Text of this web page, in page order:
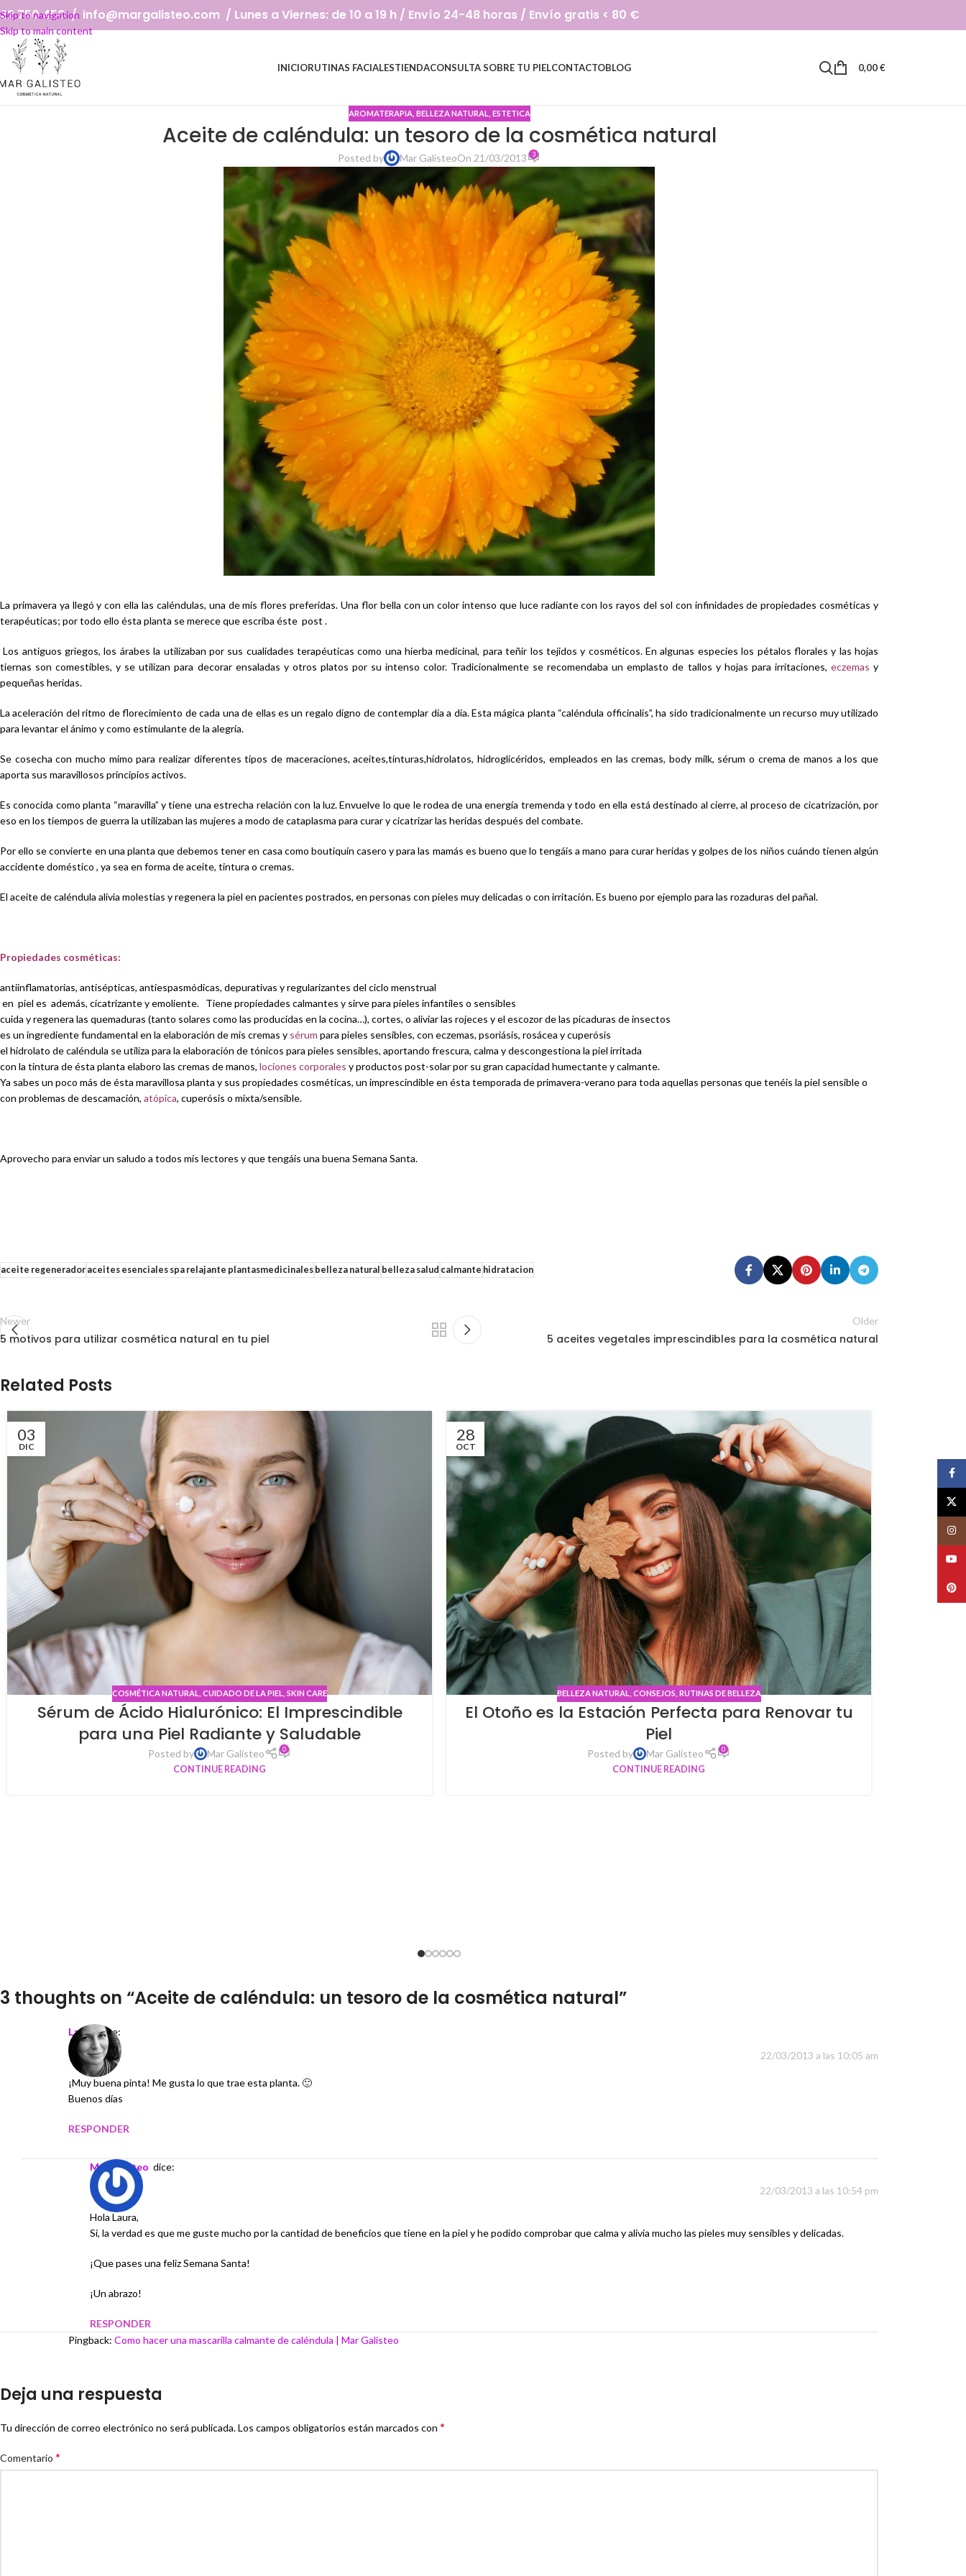
Skip to navigation
Skip to main content
750 450 / info@margalisteo.com / Lunes a Viernes: de 10 a 19 h / Envío 24-48 horas / Envío gratis < 80 €
INICIORUTINAS FACIALESTIENDACONSULTA SOBRE TU PIELCONTACTOBLOG 0,00€
AROMATERAPIA, BELLEZA NATURAL ESTETICA
Aceite de caléndula: un tesoro de la cosmética natural
Posted by Mar GalisteoOn 21/03/2013 3
La primavera ya llegó y con ella las caléndulas, una de mis flores preferidas. Una flor bella con un color intenso que luce radiante con los rayos del sol con infinidades de propiedades cosméticas y
terapéuticas; por todo ello ésta planta se merece que escriba éste post .
Los antiguos griegos, los árabes la utilizaban por sus cualidades terapéuticas como una hierba medicinal, para teñir los tejidos y cosméticos. En algunas especies los pétalos florales y las hojas
tiernas son comestibles, y se utilizan para decorar ensaladas y otros platos por su intenso color. Tradicionalmente se recomendaba un emplasto de tallos y hojas para irritaciones, eczemas y
pequeñas heridas.
La aceleración del ritmo de florecimiento de cada una de ellas es un regalo digno de contemplar día a día. Esta mágica planta “caléndula officinalis”, ha sido tradicionalmente un recurso muy utilizado
para levantar el ánimo y como estimulante de la alegría.
Se cosecha con mucho mimo para realizar diferentes tipos de maceraciones, aceites,tinturas,hidrolatos, hidroglicéridos, empleados en las cremas, body milk, sérum o crema de manos a los que
aporta sus maravillosos principios activos.
Es conocida como planta “maravilla” y tiene una estrecha relación con la luz. Envuelve lo que le rodea de una energía tremenda y todo en ella está destinado al cierre, al proceso de cicatrización, por
eso en los tiempos de guerra la utilizaban las mujeres a modo de cataplasma para curar y cicatrizar las heridas después del combate.
Por ello se convierte en una planta que debemos tener en casa como boutiquín casero y para las mamás es bueno que lo tengáis a mano para curar heridas y golpes de los niños cuándo tienen algún
accidente doméstico , ya sea en forma de aceite, tintura o cremas.
El aceite de caléndula alivia molestias y regenera la piel en pacientes postrados, en personas con pieles muy delicadas o con irritación. Es bueno por ejemplo para las rozaduras del pañal.
Propiedades cosméticas:
antiinflamatorias, antisépticas, antiespasmódicas, depurativas y regularizantes del ciclo menstrual
en piel es además, cicatrizante y emoliente. Tiene propiedades calmantes y sirve para pieles infantiles o sensibles
cuida y regenera las quemaduras (tanto solares como las producidas en la cocina…), cortes, o aliviar las rojeces y el escozor de las picaduras de insectos
es un ingrediente fundamental en la elaboración de mis cremas y sérum para pieles sensibles, con eczemas, psoriásis, rosácea y cuperósis
el hidrolato de caléndula se utiliza para la elaboración de tónicos para pieles sensibles, aportando frescura, calma y descongestiona la piel irritada
con la tintura de ésta planta elaboro las cremas de manos, lociones corporales y productos post-solar por su gran capacidad humectante y calmante.
Ya sabes un poco más de ésta maravillosa planta y sus propiedades cosméticas, un imprescindible en ésta temporada de primavera-verano para toda aquellas personas que tenéis la piel sensible o
con problemas de descamación, atópica, cuperósis o mixta/sensible.
Aprovecho para enviar un saludo a todos mis lectores y que tengáis una buena Semana Santa.
aceite regeneradoraceites esenciales spa relajante plantasmedicinalesbelleza natural belleza salud calmante hidratacion
Newer
5 motivos para utilizar cosmética natural en tu piel
Older
5 aceites vegetales imprescindibles para la cosmética natural
Related Posts
03
DIC
COSMÉTICA NATURAL CUIDADO DE LA PIEL SKIN CARE
Sérum de Ácido Hialurónico: El Imprescindible
para una Piel Radiante y Saludable
Posted by Mar Galisteo 0
CONTINUE READING
28
OCT
BELLEZA NATURAL CONSEJOS RUTINAS DE BELLEZA
El Otoño es la Estación Perfecta para Renovar tu
Piel
Posted by Mar Galisteo 0
CONTINUE READING
3 thoughts on “Aceite de caléndula: un tesoro de la cosmética natural”
Laura dice:
22/03/2013 a las 10:05 am
¡Muy buena pinta! Me gusta lo que trae esta planta. 🙂
Buenos días
RESPONDER
margalisteo dice:
22/03/2013 a las 10:54 pm
Hola Laura,
Si, la verdad es que me guste mucho por la cantidad de beneficios que tiene en la piel y he podido comprobar que calma y alivia mucho las pieles muy sensibles y delicadas.
¡Que pases una feliz Semana Santa!
¡Un abrazo!
RESPONDER
Pingback: Como hacer una mascarilla calmante de caléndula | Mar Galisteo
Deja una respuesta
Tu dirección de correo electrónico no será publicada.Los campos obligatorios están marcados con *
Comentario *